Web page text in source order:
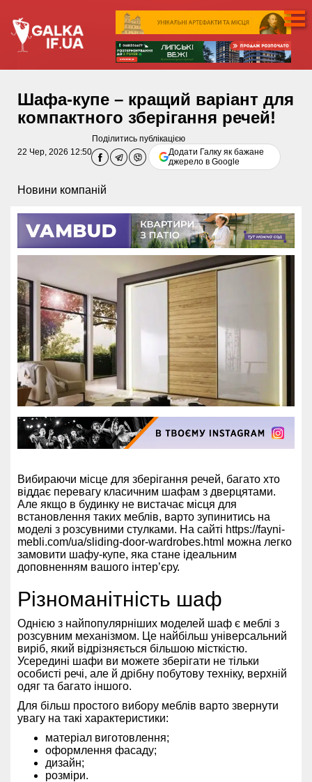
Шафа-купе – кращий варіант для
компактного зберігання речей!
22 Чер, 2026 12:50
Поділитись публікацією
Додати Галку як бажане
джерело в Google
Новини компаній
Вибираючи місце для зберігання речей, багато хто
віддає перевагу класичним шафам з дверцятами.
Але якщо в будинку не вистачає місця для
встановлення таких меблів, варто зупинитись на
моделі з розсувними стулками. На сайті https://fayni-
mebli.com/ua/sliding-door-wardrobes.html можна легко
замовити шафу-купе, яка стане ідеальним
доповненням вашого інтер’єру.
Різноманітність шаф
Однією з найпопулярніших моделей шаф є меблі з
розсувним механізмом. Це найбільш універсальний
виріб, який відрізняється більшою місткістю.
Усередині шафи ви можете зберігати не тільки
особисті речі, але й дрібну побутову техніку, верхній
одяг та багато іншого.
Для більш простого вибору меблів варто звернути
увагу на такі характеристики:
матеріал виготовлення;
оформлення фасаду;
дизайн;
розміри.